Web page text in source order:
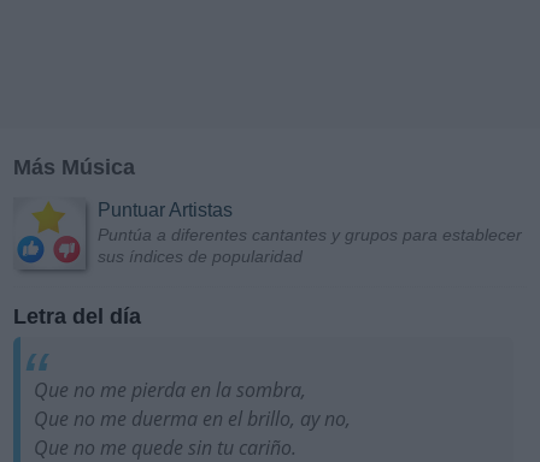
Más Música
Puntuar Artistas
Puntúa a diferentes cantantes y grupos para establecer
sus índices de popularidad
Letra del día
Que no me pierda en la sombra,
Que no me duerma en el brillo, ay no,
Que no me quede sin tu cariño.